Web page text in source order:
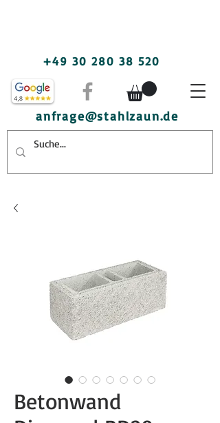
+49 30 280 38 520
anfrage@stahlzaun.de
Betonwand